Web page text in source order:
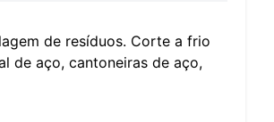
de resíduos. Corte a frio
de aço, cantoneiras de aço,